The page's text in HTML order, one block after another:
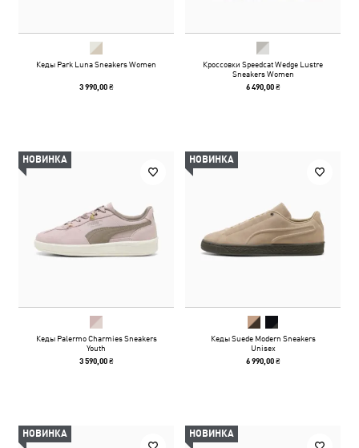
Кеды Park Luna Sneakers Women
3 990,00 ₴
Кроссовки Speedcat Wedge Lustre
Sneakers Women
6 490,00 ₴
НОВИНКА
Кеды Palermo Charmies Sneakers
Youth
3 590,00 ₴
НОВИНКА
Кеды Suede Modern Sneakers
Unisex
6 990,00 ₴
НОВИНКА НОВИНКА